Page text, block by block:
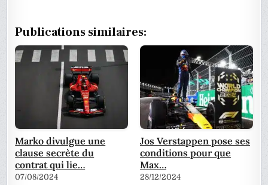
Publications similaires:
Marko divulgue une
clause secrète du
contrat qui lie…
07/08/2024
Jos Verstappen pose ses
conditions pour que
Max…
28/12/2024